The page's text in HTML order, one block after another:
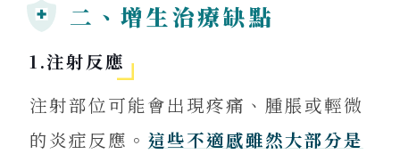
二、增生治療缺點
1.注射反應
注射部位可能會出現疼痛、腫脹或輕微
的炎症反應。 這些不適感雖然大部分是